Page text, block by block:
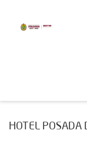
HOTEL POSADA